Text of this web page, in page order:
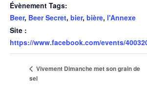
Évènement Tags:
Beer, Beer Secret, bier, bière, l'Annexe
Site :
https://www.facebook.com/events/
Vivement Dimanche met son grain de
sel